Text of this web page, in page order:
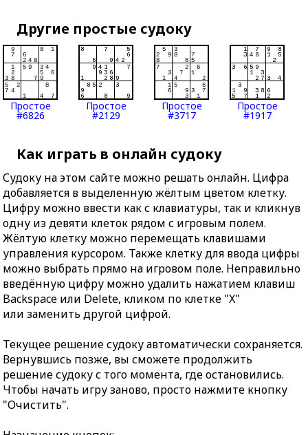
Другие простые судоку
Простое
#6826
Простое
#2129
Простое
#3717
Простое
#1917
Как играть в онлайн судоку
Судоку на этом сайте можно решать онлайн. Цифра
добавляется в выделенную жёлтым цветом клетку.
Цифру можно ввести как с клавиатуры, так и кликнув
одну из девяти клеток рядом с игровым полем.
Жёлтую клетку можно перемещать клавишами
управления курсором. Также клетку для ввода цифры
можно выбрать прямо на игровом поле. Неправильно
введённую цифру можно удалить нажатием клавиш
Backspace или Delete, кликом по клетке "X"
или заменить другой цифрой.
Текущее решение судоку автоматически сохраняется.
Вернувшись позже, вы сможете продолжить
решение судоку с того момента, где остановились.
Чтобы начать игру заново, просто нажмите кнопку
"Очистить".